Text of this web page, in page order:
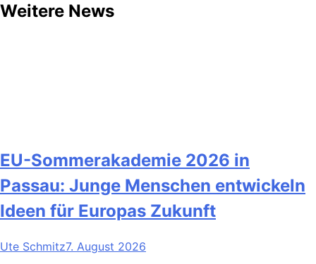
Weitere News
EU-Sommerakademie 2026 in
Passau: Junge Menschen entwickeln
Ideen für Europas Zukunft
Ute Schmitz7. August 2026